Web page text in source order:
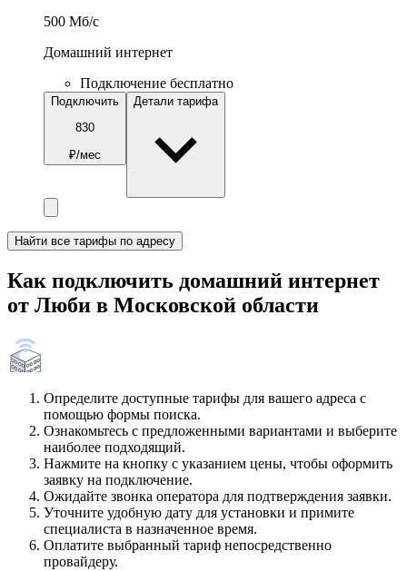
500 Мб/c
Домашний интернет
Подключение бесплатно
Подключить
830
₽/мес
Детали тарифа
Найти все тарифы по адресу
Как подключить домашний интернет
от Люби в Московской области
Определите доступные тарифы для вашего адреса с
помощью формы поиска.
Ознакомьтесь с предложенными вариантами и выберите
наиболее подходящий.
Нажмите на кнопку с указанием цены, чтобы оформить
заявку на подключение.
Ожидайте звонка оператора для подтверждения заявки.
Уточните удобную дату для установки и примите
специалиста в назначенное время.
Оплатите выбранный тариф непосредственно
провайдеру.